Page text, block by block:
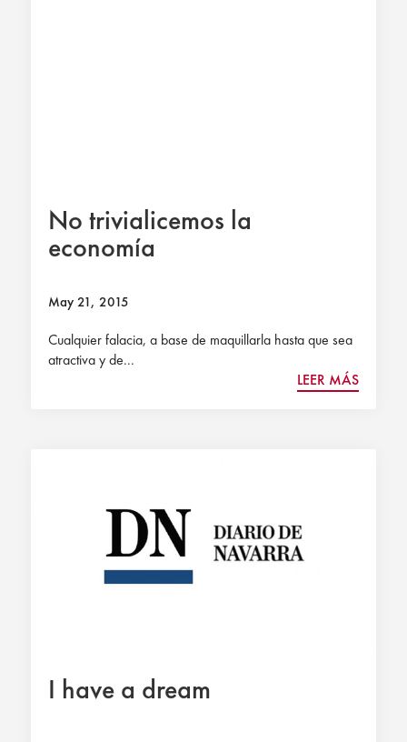
No trivialicemos la
economía
May 21, 2015
Cualquier falacia, a base de maquillarla hasta que sea
atractiva y de...
LEER MÁS
I have a dream